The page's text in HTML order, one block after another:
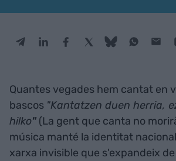
Quantes vegades hem cantat en
bascos "Kantatzen duen herria,
hilko" (La gent que canta no
música manté la identitat
xarxa invisible que s'expandeix